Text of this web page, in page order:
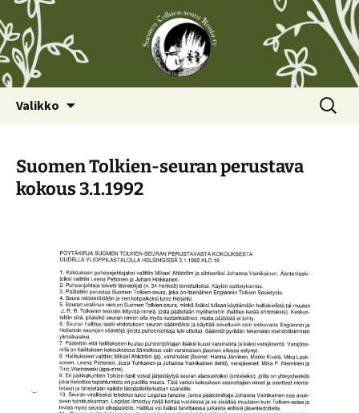
Valikko Haku:
Suomen Tolkien-seuran perustava
kokous 3.1.1992